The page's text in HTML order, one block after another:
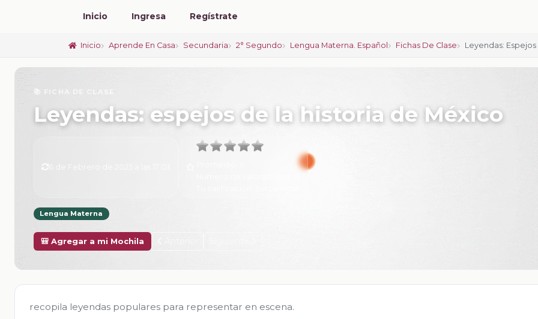
Inicio Ingresa Regístrate
Inicio Aprende En Casa Secundaria 2° Segundo Lengua Materna. Español Fichas De Clase Leyendas:
📚 FICHA DE CLASE
Leyendas: espejos de la historia de México
Lengua Materna
🎒 Agregar a mi Mochila
recopila leyendas populares para representar en escena.